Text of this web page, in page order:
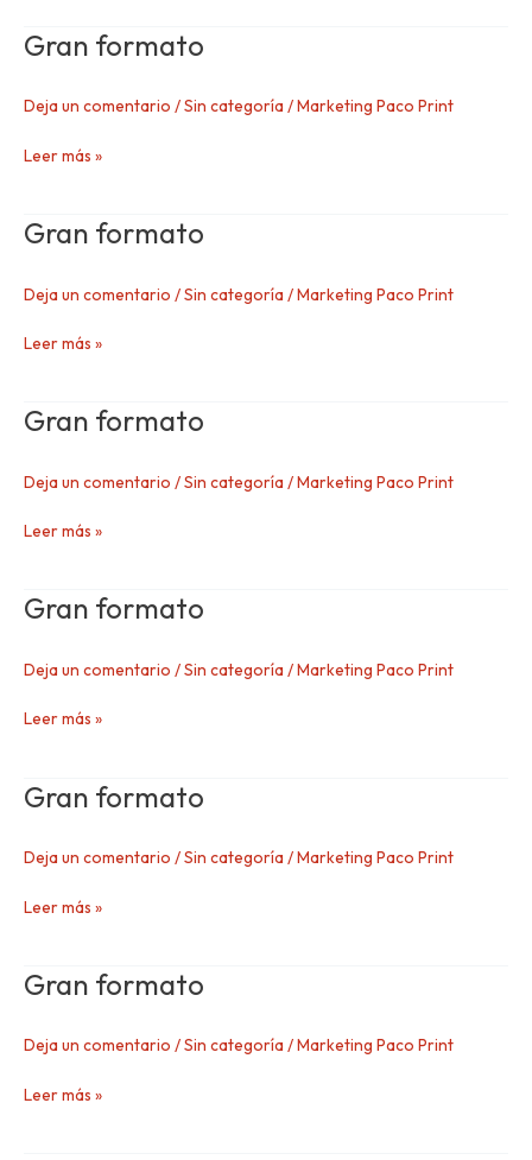
Gran formato
Deja un comentario /Sin categoría /Marketing Paco Print
Gran
Leer más »
Gran formato
Deja un comentario /Sin categoría /Marketing Paco Print
Gran
Leer más »
Gran formato
Deja un comentario /Sin categoría /Marketing Paco Print
Gran
Leer más »
Gran formato
Deja un comentario /Sin categoría /Marketing Paco Print
Gran
Leer más »
Gran formato
Deja un comentario /Sin categoría /Marketing Paco Print
Gran
Leer más »
Gran formato
Deja un comentario /Sin categoría /Marketing Paco Print
Gran
Leer más »